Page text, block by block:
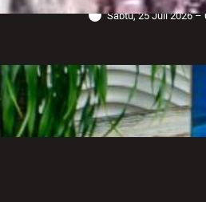
Sabtu, 25 Juli 2026 –
Robot Operasi
Dunia Kini Hadir di
Melalui RS Mandaya
Senin, 20 Juli 2026 –